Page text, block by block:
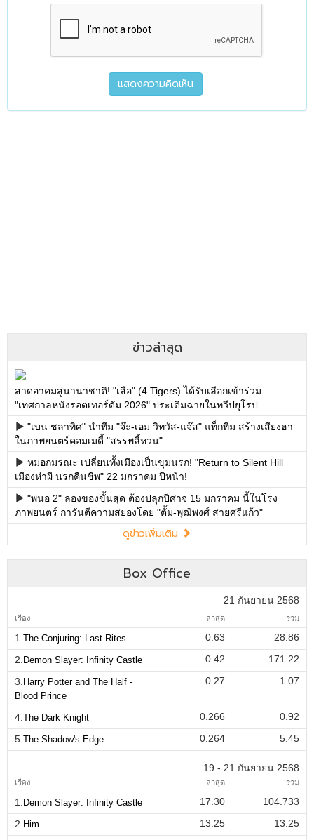
ข่าวล่าสุด
สาดอาคมสู่นานาชาติ! "เสือ" (4 Tigers) ได้รับเลือกเข้าร่วม
"เทศกาลหนังรอตเทอร์ดัม 2026" ประเดิมฉายในทวีปยุโรป
"เบน ชลาทิศ" นำทีม "จ๊ะ-เอม วิทวัส-แจ๊ส" แท็กทีม สร้างเสียงฮา
ในภาพยนตร์คอมเมดี้ "สรรพลี้หวน"
หมอกมรณะ เปลี่ยนทั้งเมืองเป็นขุมนรก! "Return to Silent Hill
เมืองห่าผี นรกคืนชีพ" 22 มกราคม ปีหน้า!
"พนอ 2" ลองของขั้นสุด ต้องปลุกปีศาจ 15 มกราคม นี้ในโรง
ภาพยนตร์ การันตีความสยองโดย "ตั้ม-พุฒิพงศ์ สายศรีแก้ว"
ดูข่าวเพิ่มเติม
Box Office
21 กันยายน 2568
เรื่อง ล่าสุด รวม
1. The Conjuring: Last Rites 0.63
28.86
2. Demon Slayer: Infinity Castle 0.42
171.22
3. Harry Potter and The Half -
Blood Prince
0.27 1.07
4. The Dark Knight 0.266
0.92
5. The Shadow's Edge 0.264 5.45
19 - 21 กันยายน 2568
เรื่อง ล่าสุด รวม
1. Demon Slayer: Infinity Castle 17.30
104.733
2. Him 13.25
13.25